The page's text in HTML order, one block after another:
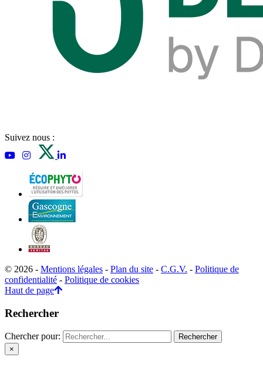
Suivez nous :
© 2026 - Mentions légales - Plan du site - C.G.V. - Politique de
confidentialité - Politique de cookies
Haut de page
Rechercher
Chercher pour:
×